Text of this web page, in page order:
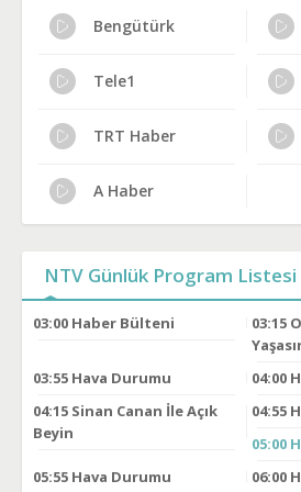
Bengütürk
Tele1
TRT Haber
A Haber
NTV Günlük Program Listesi
03:00 Haber Bülteni 03:15
03:55 Hava Durumu 04:00
04:15 Sinan Canan İle Açık
Beyin
04:55
05:00
05:55 Hava Durumu 06:00